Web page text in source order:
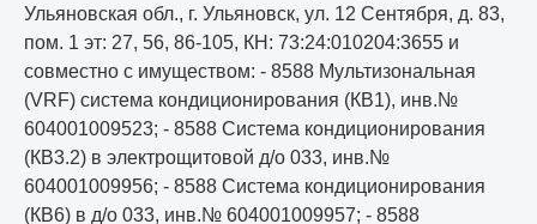
Ульяновская обл., г. Ульяновск, ул. 12 Сентября, д. 83,
пом. 1 эт: 27, 56, 86-105, КН: 73:24:010204:3655 и
совместно с имуществом: - 8588 Мультизональная
(VRF) система кондиционирования (КВ1), инв.№
604001009523; - 8588 Система кондиционирования
(КВ3.2) в электрощитовой д/о 033, инв.№
604001009956; - 8588 Система кондиционирования
(КВ6) в д/о 033, инв.№ 604001009957; - 8588